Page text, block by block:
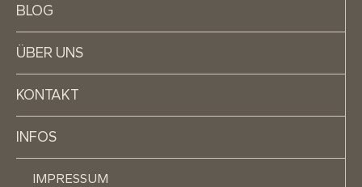
BLOG
ÜBER UNS
KONTAKT
INFOS
IMPRESSUM